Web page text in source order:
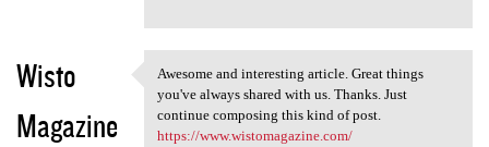
Wisto
Magazine
Awesome and interesting
Awesome and interesting article. Great things
you've always shared with us. Thanks. Just
continue composing this kind of post.
https://www.wistomagazine.com/